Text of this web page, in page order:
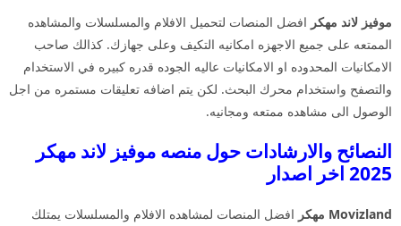
موفيز لاند مهكر افضل المنصات لتحميل الافلام والمسلسلات والمشاهده
الممتعه على جميع الاجهزه امكانيه التكيف وعلى جهازك. كذالك صاحب
الامكانيات المحدوده او الامكانيات عاليه الجوده قدره كبيره في الاستخدام
والتصفح واستخدام محرك البحث. لكن يتم اضافه تعليقات مستمره من اجل
الوصول الى مشاهده ممتعه ومجانيه.
النصائح والارشادات حول منصه موفيز لاند مهكر
2025 اخر اصدار
Movizland مهكر
افضل المنصات لمشاهده الافلام والمسلسلات يمتلك